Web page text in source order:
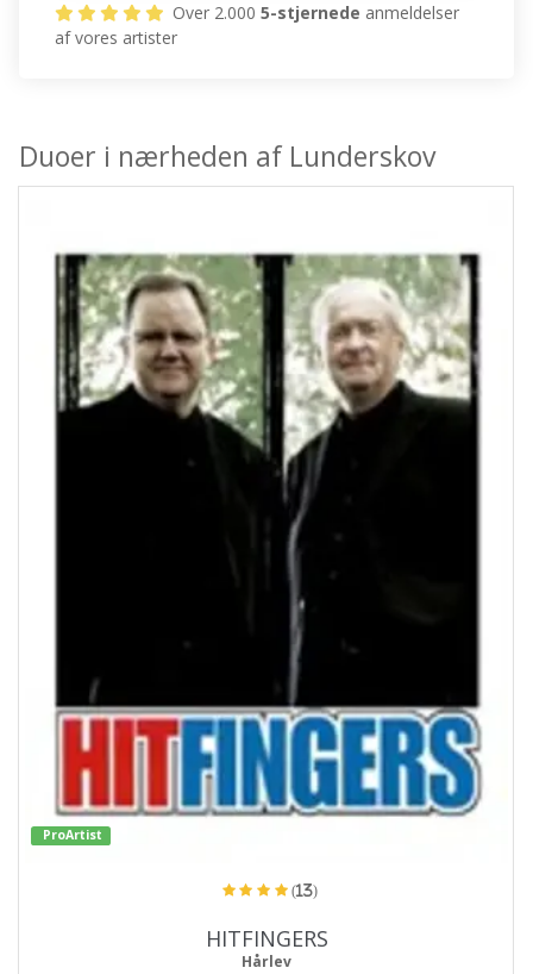
Over 2.0005-stjernede anmeldelser
af vores artister
Duoer i nærheden af Lunderskov
ProArtist
(13)
HITFINGERS
Hårlev